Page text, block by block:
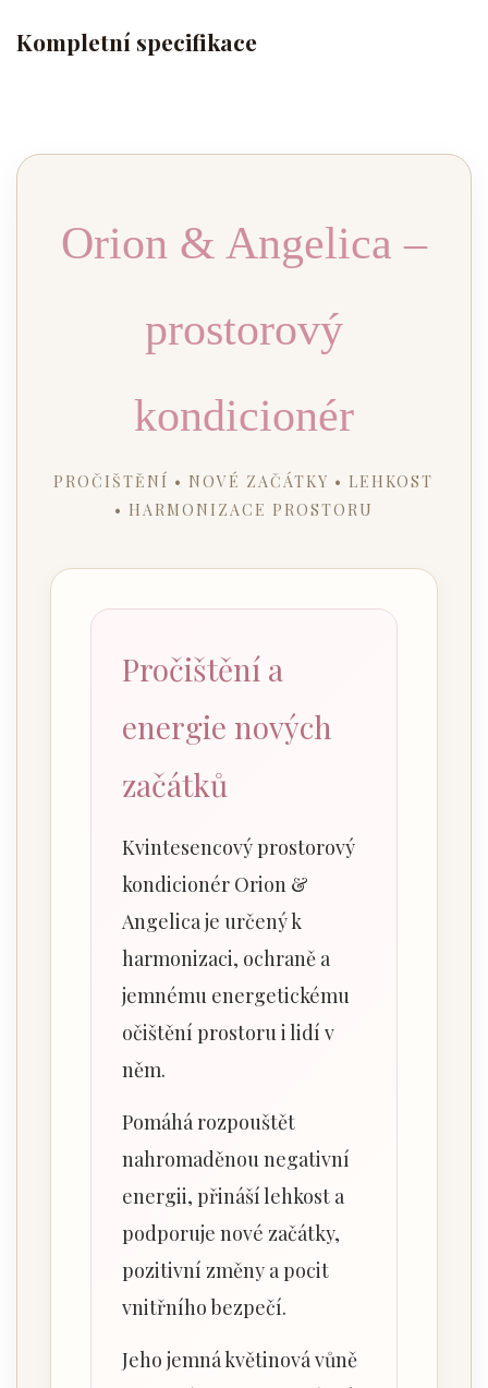
Kompletní specifikace
Orion & Angelica –
prostorový
kondicionér
PROČIŠTĚNÍ • NOVÉ ZAČÁTKY • LEHKOST
• HARMONIZACE PROSTORU
Pročištění a
energie nových
začátků
Kvintesencový prostorový
kondicionér Orion &
Angelica je určený k
harmonizaci, ochraně a
jemnému energetickému
očištění prostoru i lidí v
něm.
Pomáhá rozpouštět
nahromaděnou negativní
energii, přináší lehkost a
podporuje nové začátky,
pozitivní změny a pocit
vnitřního bezpečí.
Jeho jemná květinová vůně